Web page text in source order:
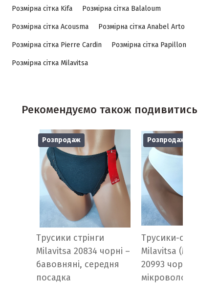
Розмірна сітка Kifa Розмірна сітка Balaloum
Розмірна сітка Acousma Розмірна сітка Anabel Arto
Розмірна сітка Pierre Cardin Розмірна сітка Papillon
Розмірна сітка Milavitsa
Рекомендуємо також подивитись
Розпродаж
Трусики стрінги
Milavitsa 20834 чорні –
бавовняні, середня
посадка
Розпродаж
Трусики-стрінги
Milavitsa
20993 чорні та
мікроволокно,